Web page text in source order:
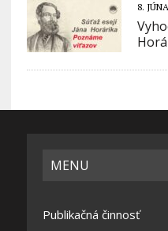
8.
MENU
Publikačná činnosť